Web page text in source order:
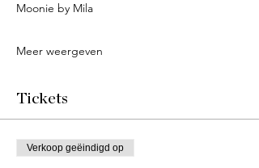
Moonie by Mila
Meer weergeven
Tickets
Verkoop geëindigd op